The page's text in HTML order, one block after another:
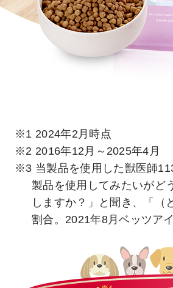
※1 2024年2月時点
※2 2016年12月～2025年4月
※3 当製品を使用した獣医師
製品を使用してみたいがど
しますか？」と聞き、「（
割合。2021年8月ベッツアイ